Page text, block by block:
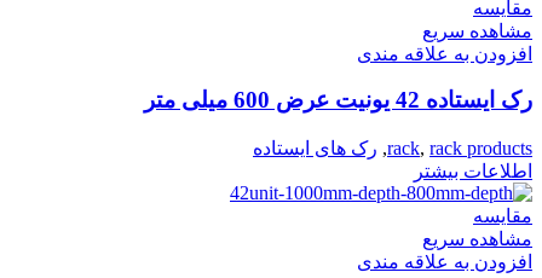
مقایسه
مشاهده سریع
افزودن به علاقه مندی
رک ایستاده 42 یونیت عرض 600 میلی متر
rack, rack products
, رک های ایستاده
اطلاعات بیشتر
مقایسه
مشاهده سریع
افزودن به علاقه مندی